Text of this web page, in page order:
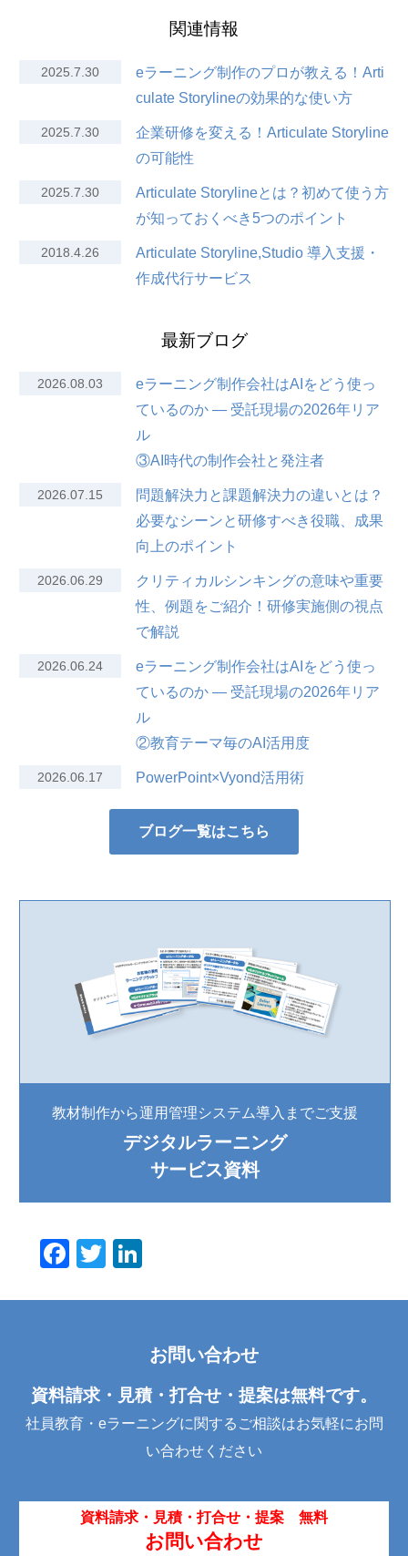
関連情報
2025.7.30
eラーニング制作のプロが教える！Arti
culate Storylineの効果的な使い方
2025.7.30
企業研修を変える！Articulate Storyline
の可能性
2025.7.30
Articulate Storylineとは？初めて使う方
が知っておくべき5つのポイント
2018.4.26
Articulate Storyline,Studio 導入支援・
作成代行サービス
最新ブログ
2026.08.03
eラーニング制作会社はAIをどう使っ
ているのか — 受託現場の2026年リア
ル
③AI時代の制作会社と発注者
2026.07.15
問題解決力と課題解決力の違いとは？
必要なシーンと研修すべき役職、成果
向上のポイント
2026.06.29
クリティカルシンキングの意味や重要
性、例題をご紹介！研修実施側の視点
で解説
2026.06.24
eラーニング制作会社はAIをどう使っ
ているのか — 受託現場の2026年リア
ル
②教育テーマ毎のAI活用度
2026.06.17 PowerPoint×Vyond活用術
ブログ一覧はこちら
教材制作から運用管理システム導入までご支援
デジタルラーニング
サービス資料
F
o
o
T
e
dI
n
お問い合わせ
資料請求・見積・打合せ・提案は無料です。
社員教育・eラーニングに関するご相談はお気軽にお問
い合わせください
資料請求・見積・打合せ・提案 無料
お問い合わせ